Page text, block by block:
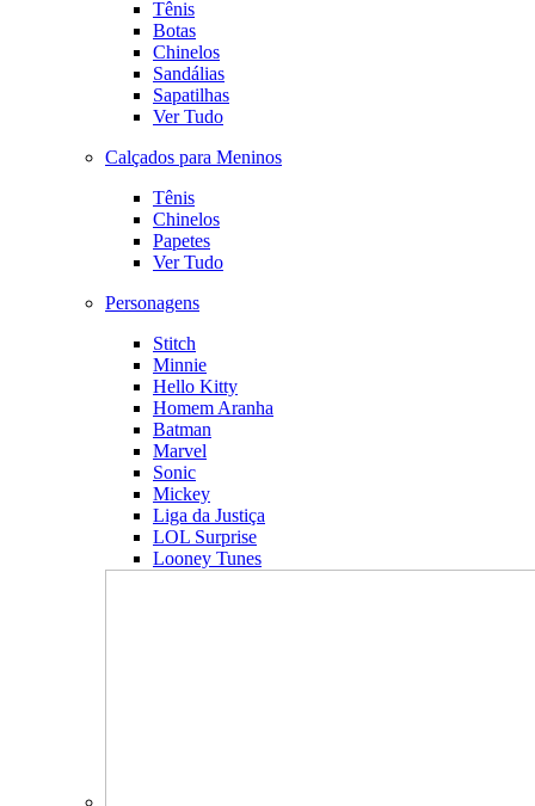
Tênis
Botas
Chinelos
Sandálias
Sapatilhas
Ver Tudo
Calçados para Meninos
Tênis
Chinelos
Papetes
Ver Tudo
Personagens
Stitch
Minnie
Hello Kitty
Homem Aranha
Batman
Marvel
Sonic
Mickey
Liga da Justiça
LOL Surprise
Looney Tunes